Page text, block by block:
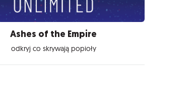
Ashes of the Empire
odkryj co skrywają popioły